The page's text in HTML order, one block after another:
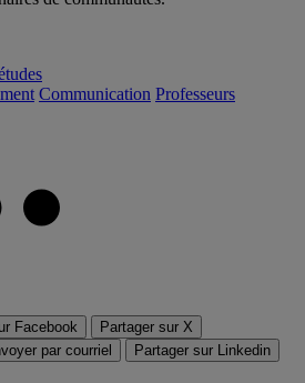
Communication Professeurs
Facebook
Partager sur X
par courriel Partager sur Linkedin